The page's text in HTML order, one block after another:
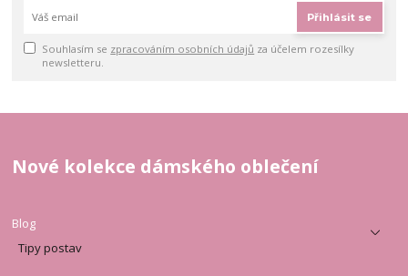
Přihlásit se
Souhlasím se zpracováním osobních údajů za účelem rozesílky
newsletteru.
Nové kolekce dámského oblečení
Blog
Tipy postav